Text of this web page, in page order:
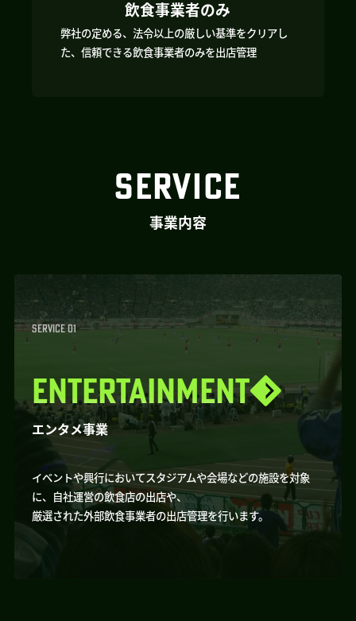
飲食事業者のみ
弊社の定める、法令以上の厳しい基準をクリアし
た、信頼できる飲食事業者のみを出店管理
SERVICE
事業内容
SERVICE 01
ENTERTAINMENT
エンタメ事業
イベントや興行においてスタジアムや会場などの施設を対象
に、自社運営の飲食店の出店や、
厳選された外部飲食事業者の出店管理を行います。